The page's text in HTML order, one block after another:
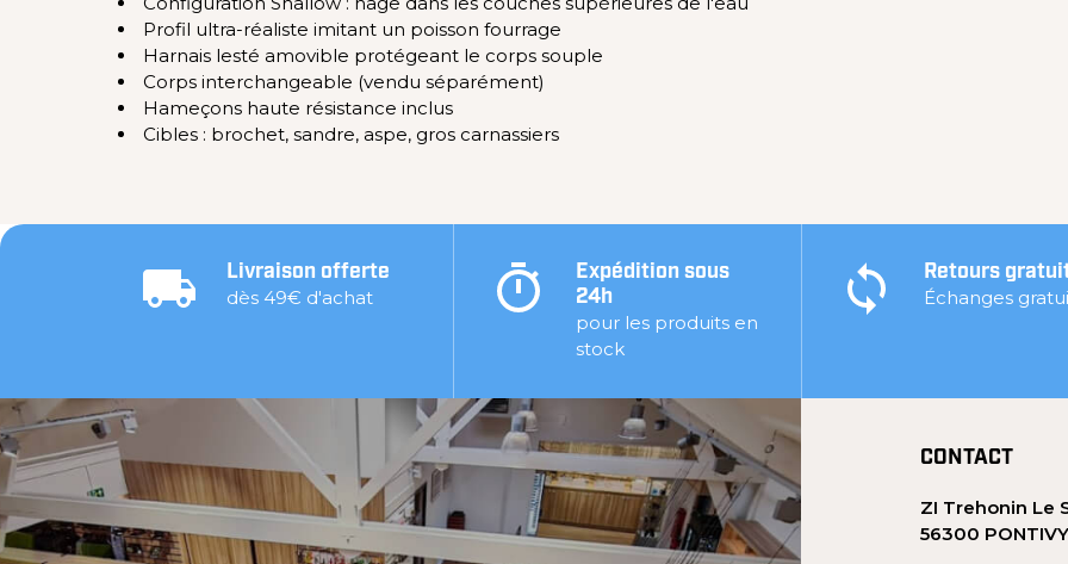
Profil ultra-réaliste imitant un poisson fourrage
Harnais lesté amovible protégeant le corps souple
Corps interchangeable (vendu séparément)
Hameçons haute résistance inclus
Cibles : brochet, sandre, aspe, gros carnassiers
Livraison offerte
dès 49€ d'achat
Expédition sous
24h
pour les produits en
stock
Retours
Échanges
CONTACT
ZI Trehonin Le
56300 PONTIVY